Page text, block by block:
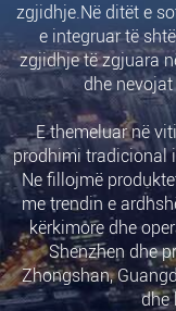
zgjidhje.Në ditët e
e integruar të
zgjidhje të zgjuara
dhe
E themeluar në
prodhimi tradicional
Ne fillojmë
me trendin e
kërkimore dhe
Shenzhen dhe
Zhongshan,
dhe